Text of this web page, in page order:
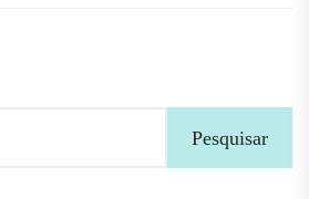
Pesquisar